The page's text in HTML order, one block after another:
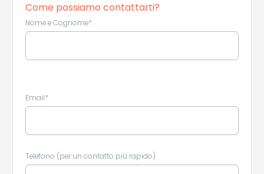
Come possiamo contattarti?
Nome e Cognome*
Email*
Telefono (per un contatto più rapido)